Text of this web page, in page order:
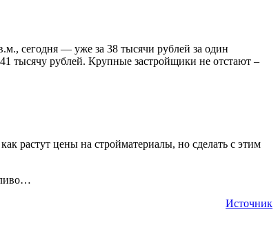
сегодня — уже за 38 тысячи рублей за один
тысячу рублей. Крупные застройщики не отстают –
растут цены на стройматериалы, но сделать с этим
Источник